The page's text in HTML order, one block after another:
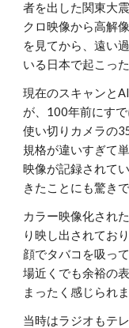
者を出した関東大
クロ映像から高解
を見てから、遠い
いる日本で起こっ
現在のスキャンと
が、100年前にす
使い切りカメラの
規格が違いすぎて
映像が記録されて
きたことにも驚きで
カラー映像化され
り映し出されてお
顔でタバコを吸っ
場近くでも余裕の
まったく感じられま
当時はラジオもテ